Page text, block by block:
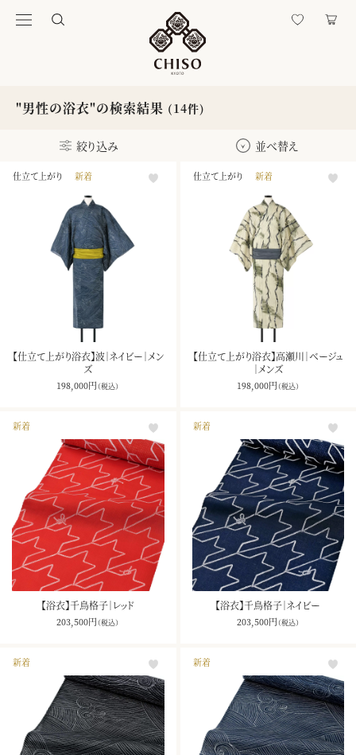
"男性の浴衣"の検索結果 (14件)
絞り込み 並べ替え
仕立て上がり 新着
【仕立て上がり浴衣】波｜ネイビー｜メン
ズ
198,000円 （税込）
仕立て上がり 新着
【仕立て上がり浴衣】高瀬川｜ベージュ
｜メンズ
198,000円 （税込）
新着
【浴衣】千鳥格子｜レッド
203,500円 （税込）
新着
【浴衣】千鳥格子｜ネイビー
203,500円 （税込）
新着 新着